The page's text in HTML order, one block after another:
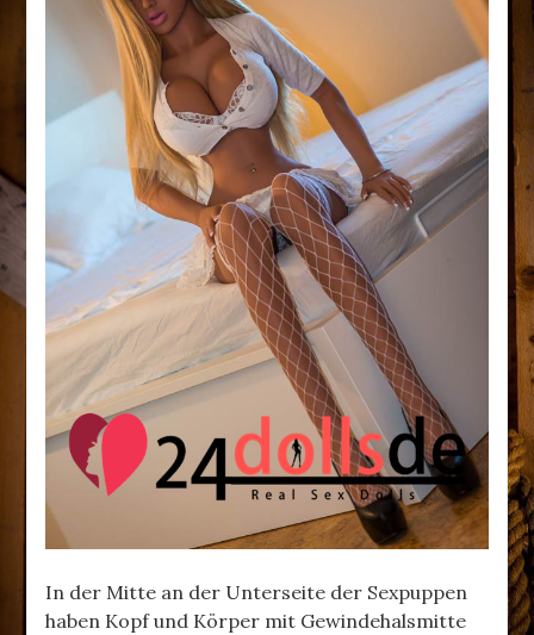
In der Mitte an der Unterseite der Sexpuppen
haben Kopf und Körper mit Gewindehalsmitte